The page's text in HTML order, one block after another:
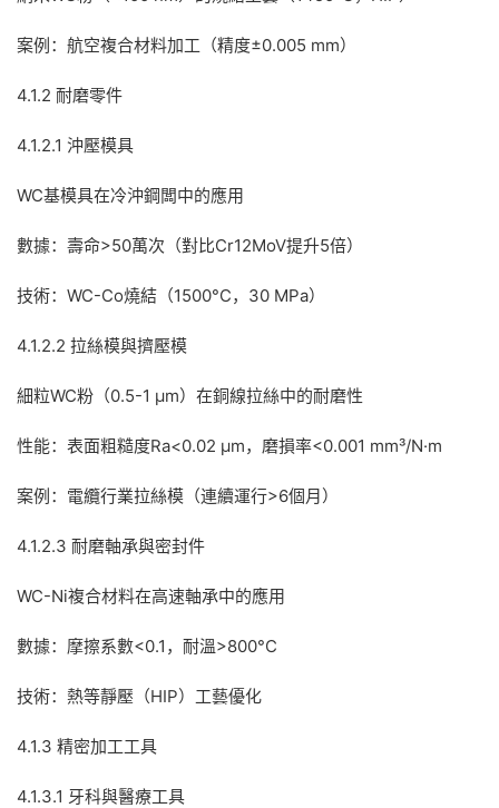
案例：航空複合材料加工（精度±0.005 mm）
4.1.2 耐磨零件
4.1.2.1 沖壓模具
WC基模具在冷沖鋼闆中的應用
數據：壽命>50萬次（對比Cr12MoV提升5倍）
技術：WC-Co燒結（1500°C，30 MPa）
4.1.2.2 拉絲模與擠壓模
細粒WC粉（0.5-1 μm）在銅線拉絲中的耐磨性
性能：表面粗糙度Ra<0.02 μm，磨損率<0.001 mm³/N·m
案例：電纜行業拉絲模（連續運行>6個月）
4.1.2.3 耐磨軸承與密封件
WC-Ni複合材料在高速軸承中的應用
數據：摩擦系數<0.1，耐溫>800°C
技術：熱等靜壓（HIP）工藝優化
4.1.3 精密加工工具
4.1.3.1 牙科與醫療工具